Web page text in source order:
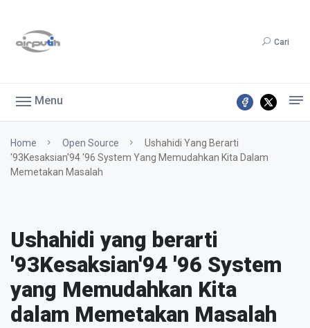
Cari
Menu
Home Open Source
Ushahidi Yang Berarti
'93Kesaksian'94 '96 System Yang Memudahkan Kita Dalam
Memetakan Masalah
Ushahidi yang berarti
'93Kesaksian'94 '96 System
yang Memudahkan Kita
dalam Memetakan Masalah